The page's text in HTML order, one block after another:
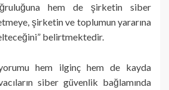
hem de şirketin siber
şirketin ve toplumun yararına
belirtmektedir.
hem ilginç hem de kayda
siber güvenlik bağlamında